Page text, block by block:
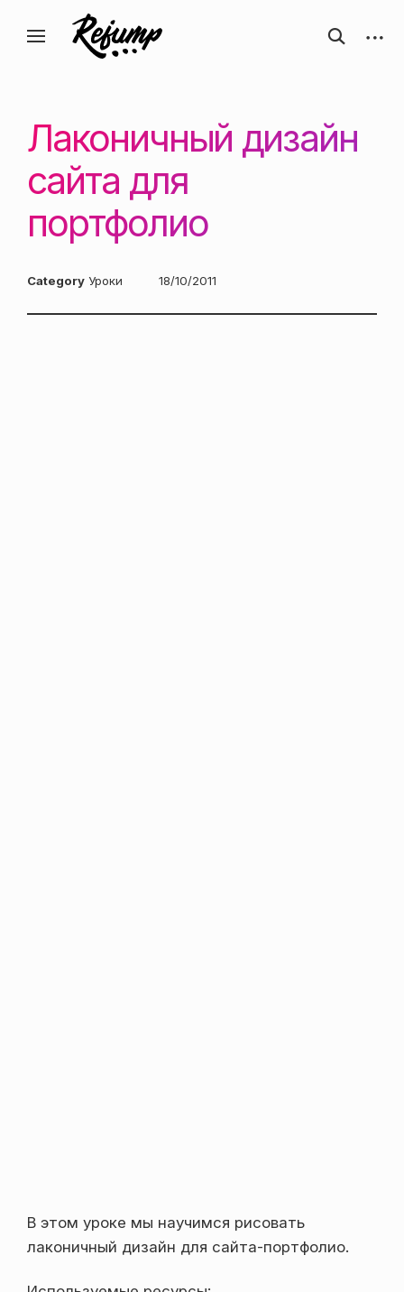
содержанию
Искусство, дизайн, вдохновение —
ReJump.ru
Блог о творчестве
открыть
форму
Лаконичный дизайн
сайта для
портфолио
Category Уроки
Posted
18/10/2011
В этом уроке мы научимся рисовать
лаконичный дизайн для сайта-портфолио.